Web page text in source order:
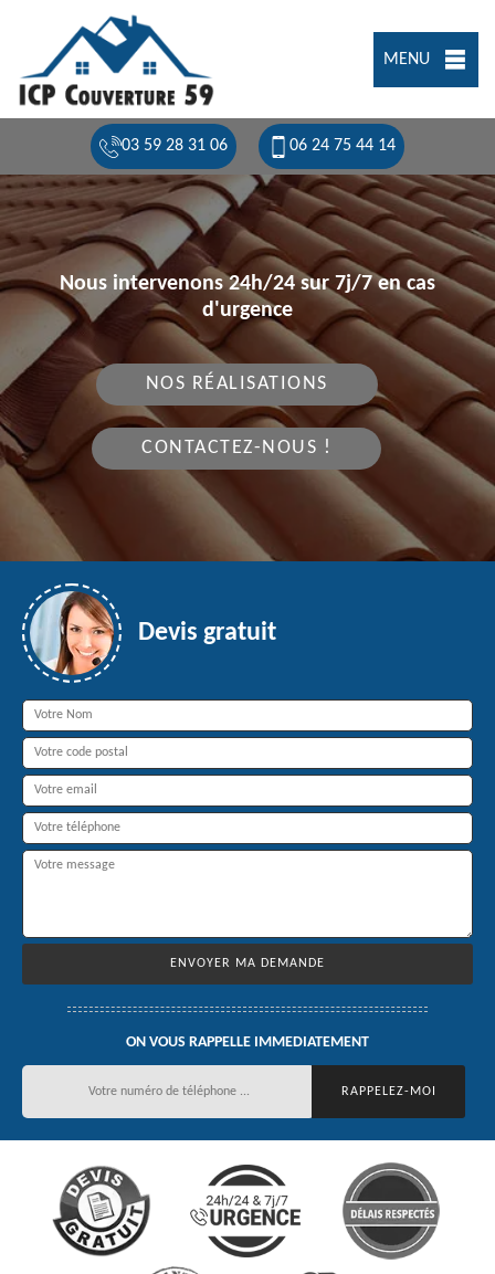
MENU
03 59 28 31 06 06 24 75 44 14
Nous intervenons 24h/24 sur 7j/7 en cas
d'urgence
NOS RÉALISATIONS
CONTACTEZ-NOUS !
Devis gratuit
ON VOUS RAPPELLE IMMEDIATEMENT